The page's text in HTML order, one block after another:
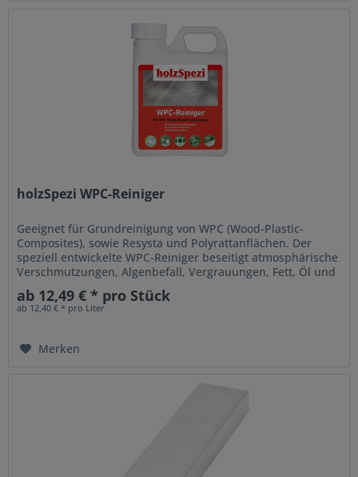
holzSpezi WPC-Reiniger
Geeignet für Grundreinigung von WPC (Wood-Plastic-
Composites), sowie Resysta und Polyrattanflächen. Der
speziell entwickelte WPC-Reiniger beseitigt atmosphärische
Verschmutzungen, Algenbefall, Vergrauungen, Fett, Öl und
ab 12,49 € * pro Stück
ab 12,40 € * pro Liter
Merken